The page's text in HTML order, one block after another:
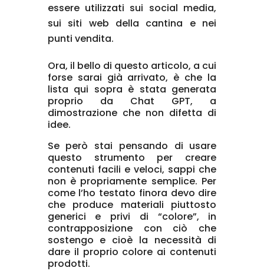
essere utilizzati sui social media,
sui siti web della cantina e nei
punti vendita.
Ora, il bello di questo articolo, a cui
forse sarai già arrivato, è che la
lista qui sopra è stata generata
proprio da Chat GPT, a
dimostrazione che non difetta di
idee.
Se però stai pensando di usare
questo strumento per creare
contenuti facili e veloci, sappi che
non è propriamente semplice. Per
come l’ho testato finora devo dire
che produce materiali piuttosto
generici e privi di “colore”, in
contrapposizione con ciò che
sostengo e cioè la necessità di
dare il proprio colore ai contenuti
prodotti.